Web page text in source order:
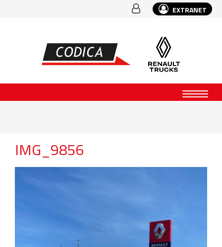
EXTRANET
IMG_9856